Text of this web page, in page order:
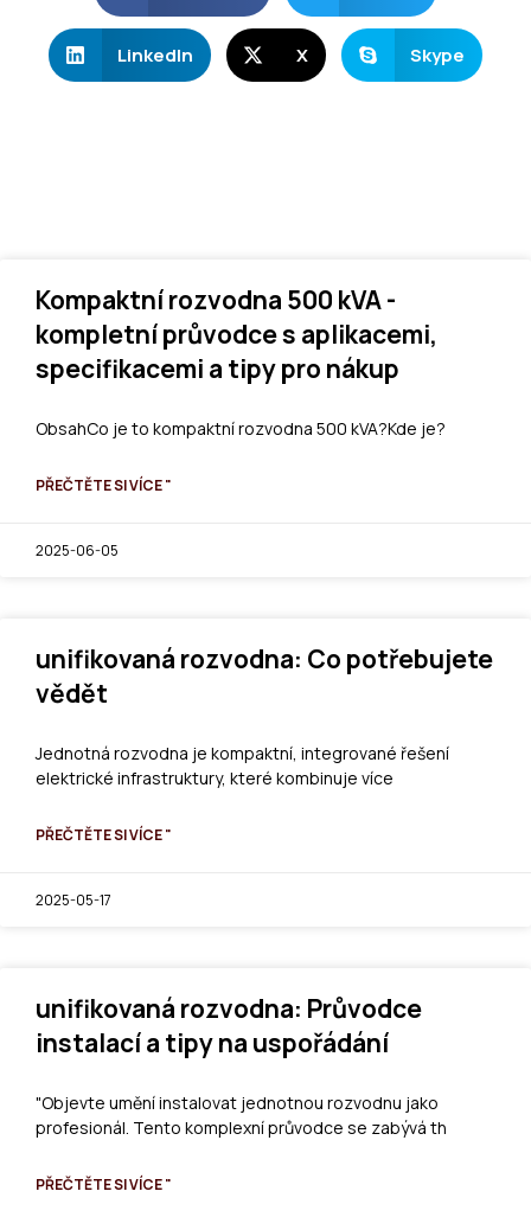
LinkedIn X Skype
Kompaktní rozvodna 500 kVA -
kompletní průvodce s aplikacemi,
specifikacemi a tipy pro nákup
ObsahCo je to kompaktní rozvodna 500 kVA?Kde je?
PŘEČTĚTE SI VÍCE "
2025-06-05
unifikovaná rozvodna: Co potřebujete
vědět
Jednotná rozvodna je kompaktní, integrované řešení
elektrické infrastruktury, které kombinuje více
PŘEČTĚTE SI VÍCE "
2025-05-17
unifikovaná rozvodna: Průvodce
instalací a tipy na uspořádání
"Objevte umění instalovat jednotnou rozvodnu jako
profesionál. Tento komplexní průvodce se zabývá th
PŘEČTĚTE SI VÍCE "